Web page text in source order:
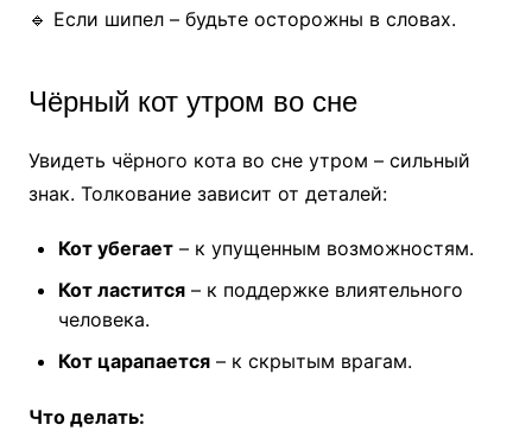
🔹 Если шипел – будьте осторожны в словах.
Чёрный кот утром во сне
Увидеть чёрного кота во сне утром – сильный
знак. Толкование зависит от деталей:
Кот убегает– к упущенным возможностям.
Кот ластится– к поддержке влиятельного
человека.
Кот царапается– к скрытым врагам.
Что делать: